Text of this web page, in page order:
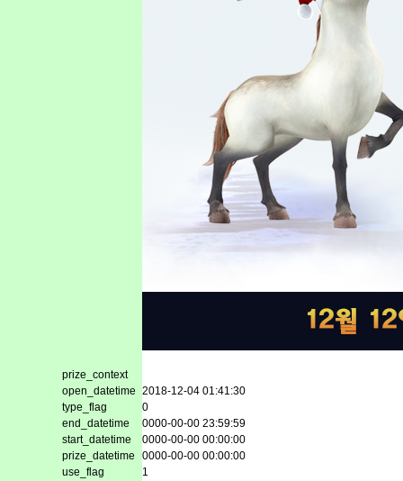
prize_context
open_datetime 2018-12-04 01:41:30
type_flag
0
end_datetime
0000-00-00 23:59:59
start_datetime
0000-00-00 00:00:00
prize_datetime
0000-00-00 00:00:00
use_flag
1